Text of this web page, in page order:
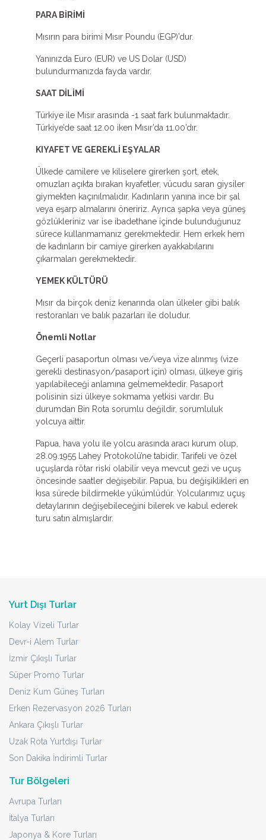
PARA BİRİMİ
Mısırın para birimi Mısır Poundu (EGP)’dur.
Yanınızda Euro (EUR) ve US Dolar (USD)
bulundurmanızda fayda vardır.
SAAT DİLİMİ
Türkiye ile Mısır arasında -1 saat fark bulunmaktadır.
Türkiye’de saat 12.00 iken Mısır’da 11.00’dır.
KIYAFET VE GEREKLİ EŞYALAR
Ülkede camilere ve kiliselere girerken şort, etek,
omuzları açıkta bırakan kıyafetler, vücudu saran giysiler
giymekten kaçınılmalıdır. Kadınların yanına ince bir şal
veya eşarp almalarını öneririz. Ayrıca şapka veya güneş
gözlükleriniz var ise ibadethane içinde bulunduğunuz
sürece kullanmamanız gerekmektedir. Hem erkek hem
de kadınların bir camiye girerken ayakkabılarını
çıkarmaları gerekmektedir.
YEMEK KÜLTÜRÜ
Mısır da birçok deniz kenarında olan ülkeler gibi balık
restoranları ve balık pazarları ile doludur.
Önemli Notlar
Geçerli pasaportun olması ve/veya vize alınmış (vize
gerekli destinasyon/pasaport için) olması, ülkeye giriş
yapılabileceği anlamına gelmemektedir. Pasaport
polisinin sizi ülkeye sokmama yetkisi vardır. Bu
durumdan Bin Rota sorumlu değildir, sorumluluk
yolcuya aittir.
Papua, hava yolu ile yolcu arasında aracı kurum olup,
28.09.1955 Lahey Protokolü’ne tabidir. Tarifeli ve özel
uçuşlarda rötar riski olabilir veya mevcut gezi ve uçuş
öncesinde saatler değişebilir. Papua, bu değişiklikleri en
kısa sürede bildirmekle yükümlüdür. Yolcularımız uçuş
detaylarının değişebileceğini bilerek ve kabul ederek
turu satın almışlardır.
Yurt Dışı Turlar
Kolay Vizeli Turlar
Devr-i Alem Turlar
İzmir Çıkışlı Turlar
Süper Promo Turlar
Deniz Kum Güneş Turları
Erken Rezervasyon 2026 Turları
Ankara Çıkışlı Turlar
Uzak Rota Yurtdışı Turlar
Son Dakika İndirimli Turlar
Tur Bölgeleri
Avrupa Turları
İtalya Turları
Japonya & Kore Turları